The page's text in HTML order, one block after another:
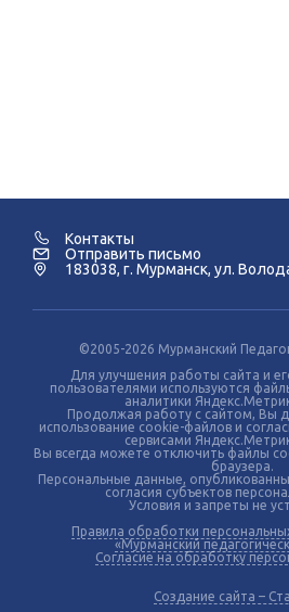
Контакты
Отправить письмо
183038, г. Мурманск, ул.
©2005-2026 Мурманский
Для улучшения работы сайта и
пользователями используются
аналитики
Продолжая работу с сайтом, Вы
использование cookie-файлов и
сервисами
Вы всегда можете отключить файлы
браузера.
Персональные данные,
согласия субъектов
Условия и запреты не
Правила обработки
«Мурманский
Согласие на обработку
Создание сайта –